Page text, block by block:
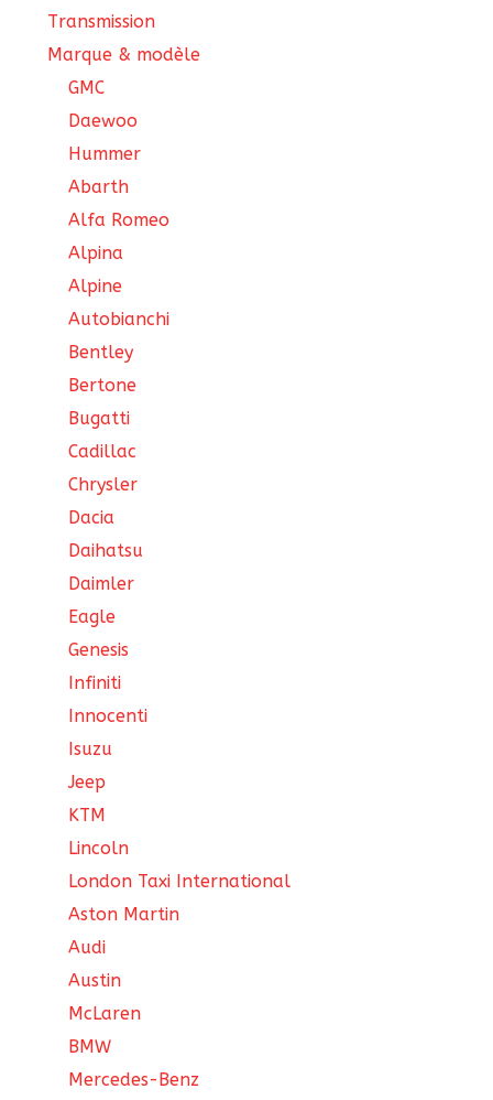
Transmission
Marque & modèle
GMC
Daewoo
Hummer
Abarth
Alfa Romeo
Alpina
Alpine
Autobianchi
Bentley
Bertone
Bugatti
Cadillac
Chrysler
Dacia
Daihatsu
Daimler
Eagle
Genesis
Infiniti
Innocenti
Isuzu
Jeep
KTM
Lincoln
London Taxi International
Aston Martin
Audi
Austin
McLaren
BMW
Mercedes-Benz